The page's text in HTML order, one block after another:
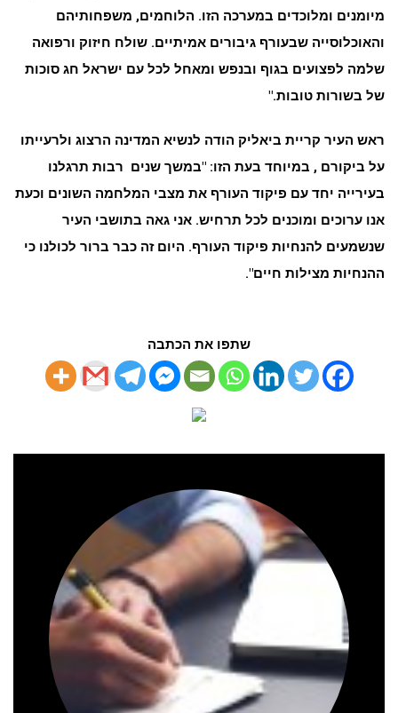
מיומנים ומלוכדים במערכה הזו. הלוחמים, משפחותיהם
והאוכלוסייה שבעורף גיבורים אמיתיים. שולח חיזוק ורפואה
שלמה לפצועים בגוף ובנפש ומאחל לכל עם ישראל חג סוכות
של בשורות טובות."
ראש העיר קריית ביאליק הודה לנשיא המדינה הרצוג ולרעייתו
על ביקורם , במיוחד בעת הזו: "במשך שנים רבות תרגלנו
בעירייה יחד עם פיקוד העורף את מצבי המלחמה השונים וכעת
אנו ערוכים ומוכנים לכל תרחיש. אני גאה בתושבי העיר
שנשמעים להנחיות פיקוד העורף. היום זה כבר ברור לכולנו כי
ההנחיות מצילות חיים".
שתפו את הכתבה